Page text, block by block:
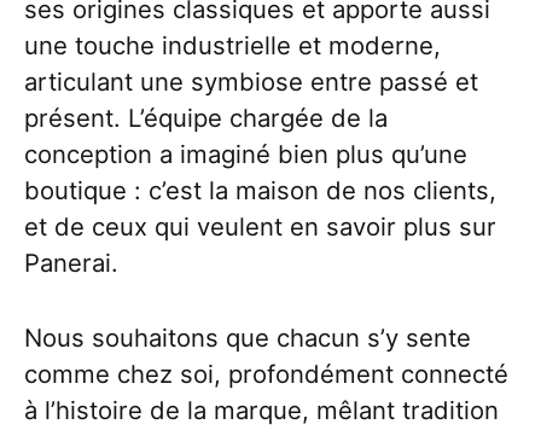
ses origines classiques et apporte aussi
une touche industrielle et moderne,
articulant une symbiose entre passé et
présent. L’équipe chargée de la
conception a imaginé bien plus qu’une
boutique : c’est la maison de nos clients,
et de ceux qui veulent en savoir plus sur
Panerai.
Nous souhaitons que chacun s’y sente
comme chez soi, profondément connecté
à l’histoire de la marque, mêlant tradition